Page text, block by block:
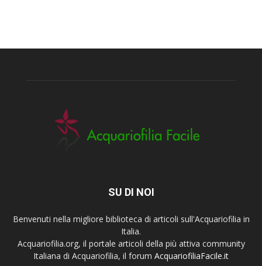
SU DI NOI
Benvenuti nella migliore biblioteca di articoli sull'Acquariofilia in
Italia.
Acquariofilia.org, il portale articoli della più attiva community
Italiana di Acquariofilia, il forum AcquariofiliaFacile.it